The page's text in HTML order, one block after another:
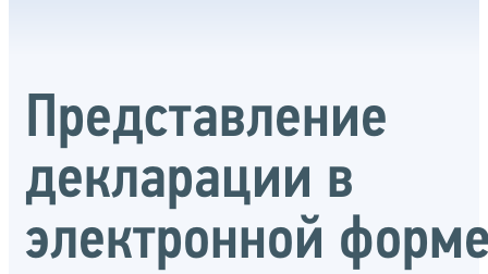
Представление
декларации в
электронной